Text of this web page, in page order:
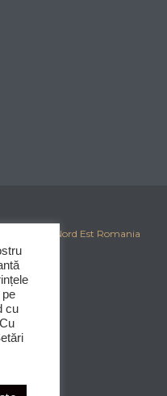
din Nord Est Romania
pe
cu